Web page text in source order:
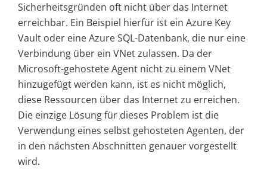
Sicherheitsgründen oft nicht über das Internet
erreichbar. Ein Beispiel hierfür ist ein Azure Key
Vault oder eine Azure SQL-Datenbank, die nur eine
Verbindung über ein VNet zulassen. Da der
Microsoft-gehostete Agent nicht zu einem VNet
hinzugefügt werden kann, ist es nicht möglich,
diese Ressourcen über das Internet zu erreichen.
Die einzige Lösung für dieses Problem ist die
Verwendung eines selbst gehosteten Agenten, der
in den nächsten Abschnitten genauer vorgestellt
wird.